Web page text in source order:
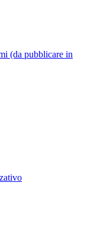
(da pubblicare in